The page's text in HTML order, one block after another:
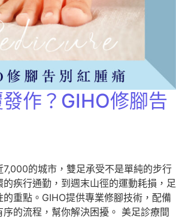
作？GIHO修腳告
的城市，雙足承受不是單純的步行
疾行通勤，到週末山徑的運動耗損，足
重點。GIHO提供專業修腳技術，配備
的流程，幫你解決困擾。 美足診療間